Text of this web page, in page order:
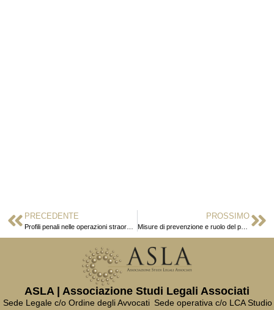
PRECEDENTE PROSSIMO
Misure di prevenzione e ruolo del penalista tra compliance e attività giudiziale
ASLA | Associazione Studi Legali Associati
Sede Legale c/o Ordine degli Avvocati Sede operativa c/o LCA Studio